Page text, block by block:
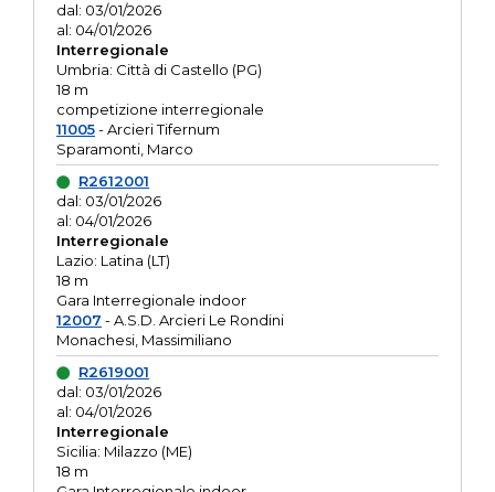
dal: 03/01/2026
al: 04/01/2026
Interregionale
Umbria: Città di Castello (PG)
18 m
competizione interregionale
11005- Arcieri Tifernum
Sparamonti, Marco
R2612001
dal: 03/01/2026
al: 04/01/2026
Interregionale
Lazio: Latina (LT)
18 m
Gara Interregionale indoor
12007 - A.S.D. Arcieri Le Rondini
Monachesi, Massimiliano
R2619001
dal: 03/01/2026
al: 04/01/2026
Interregionale
Sicilia: Milazzo (ME)
18 m